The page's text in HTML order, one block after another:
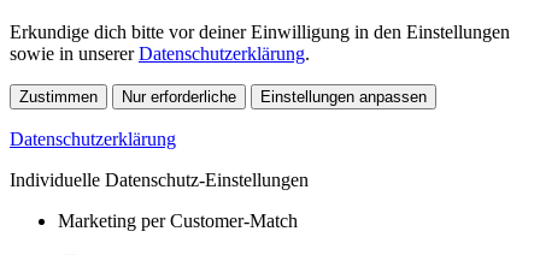
Erkundige dich bitte vor deiner Einwilligung in den Einstellungen
sowie in unsererDatenschutzerklärung.
Zustimmen Nur erforderliche Einstellungen anpassen
Datenschutzerklärung
Individuelle Datenschutz-Einstellungen
Marketing per Customer-Match